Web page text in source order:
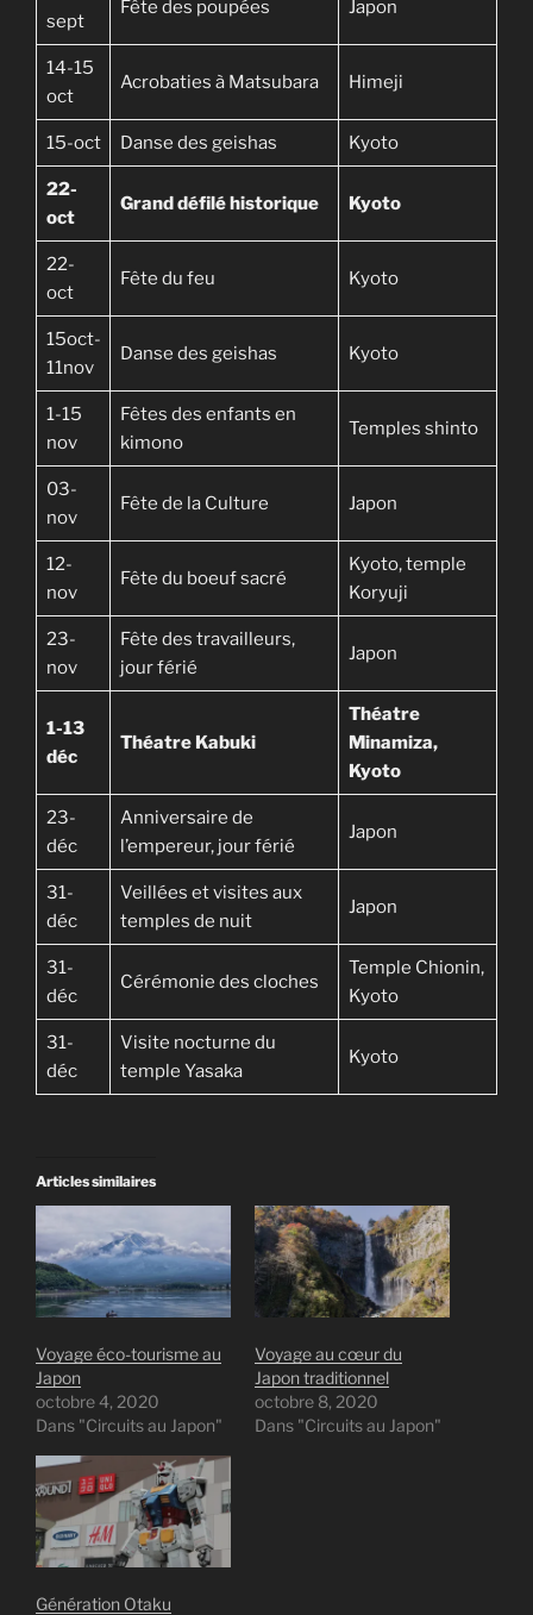
sept
Fête des poupées Japon
14-15
oct
Acrobaties à Matsubara Himeji
15-oct Danse des geishas Kyoto
22-
oct
Grand défilé historique Kyoto
22-
oct
Fête du feu Kyoto
15oct-
11nov
Danse des geishas Kyoto
1-15
nov
Fêtes des enfants en
kimono
Temples shinto
03-
nov
Fête de la Culture Japon
12-
nov
Fête du boeuf sacré
Kyoto, temple
Koryuji
23-
nov
Fête des travailleurs,
jour férié
Japon
1-13
déc
Théatre Kabuki
Théatre
Minamiza,
Kyoto
23-
déc
Anniversaire de
l’empereur, jour férié
Japon
31-
déc
Veillées et visites aux
temples de nuit
Japon
31-
déc
Cérémonie des cloches
Temple Chionin,
Kyoto
31-
déc
Visite nocturne du
temple Yasaka
Kyoto
Articles similaires
Voyage éco-tourisme au
Japon
octobre 4, 2020
Dans "Circuits au Japon"
Voyage au cœur du
Japon traditionnel
octobre 8, 2020
Dans "Circuits au Japon"
Génération Otaku